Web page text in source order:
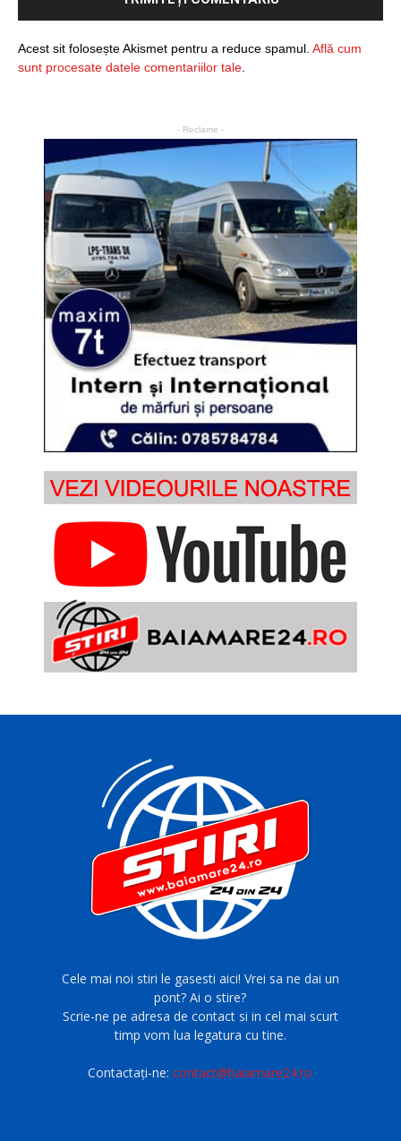
Acest sit folosește Akismet pentru a reduce spamul. Află cum
sunt procesate datele comentariilor tale
- Reclame -
Cele mai noi stiri le gasesti aici! Vrei sa ne dai un
pont? Ai o stire?
Scrie-ne pe adresa de contact si in cel mai scurt
timp vom lua legatura cu tine.
Contactați-ne:contact@baiamare24.ro